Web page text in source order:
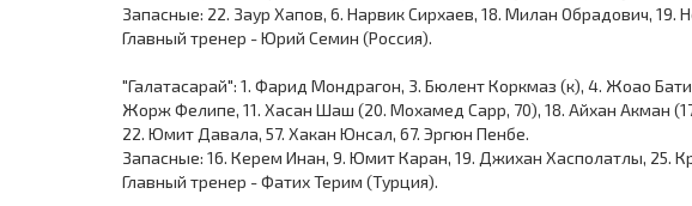
Запасные: 22. Заур Хапов, 6. Нарвик Сирхаев, 18. Милан Обрадович, 19.
Главный тренер - Юрий Семин (Россия).
"Галатасарай": 1. Фарид Мондрагон, 3. Бюлент Коркмаз (к), 4. Жоао
Жорж Фелипе, 11. Хасан Шаш (20. Мохамед Сарр, 70), 18. Айхан Акман
22. Юмит Давала, 57. Хакан Юнсал, 67. Эргюн Пенбе.
Запасные: 16. Керем Инан, 9. Юмит Каран, 19. Джихан Хасполатлы, 25.
Главный тренер - Фатих Терим (Турция).